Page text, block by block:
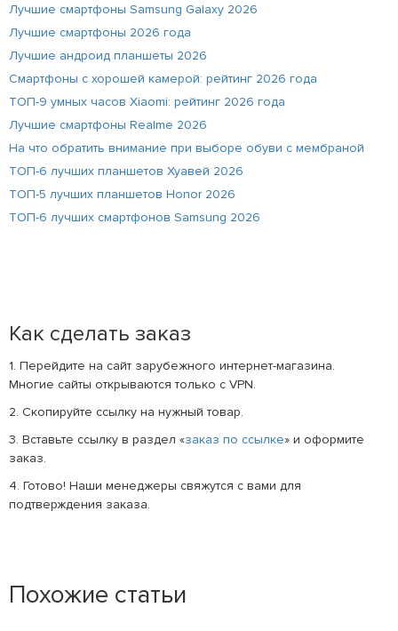
Лучшие смартфоны Samsung Galaxy 2026
Лучшие смартфоны 2026 года
Лучшие андроид планшеты 2026
Смартфоны с хорошей камерой: рейтинг 2026 года
ТОП-9 умных часов Xiaomi: рейтинг 2026 года
Лучшие смартфоны Realme 2026
На что обратить внимание при выборе обуви с мембраной
ТОП-6 лучших планшетов Хуавей 2026
ТОП-5 лучших планшетов Honor 2026
ТОП-6 лучших смартфонов Samsung 2026
Как сделать заказ
1. Перейдите на сайт зарубежного интернет-магазина.
Многие сайты открываются только с VPN.
2. Скопируйте ссылку на нужный товар.
3. Вставьте ссылку в раздел «заказ по ссылке» и оформите
заказ.
4. Готово! Наши менеджеры свяжутся с вами для
подтверждения заказа.
Похожие статьи